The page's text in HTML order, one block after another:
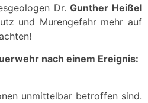
Dr.Gunther Heißel
und Murengefahr mehr auf
nach einem Ereignis:
unmittelbar betroffen sind.